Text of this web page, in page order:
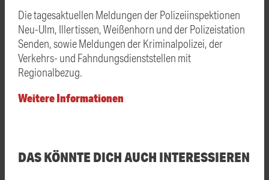
Die tagesaktuellen Meldungen der Polizeiinspektionen
Neu-Ulm, Illertissen, Weißenhorn und der Polizeistation
Senden, sowie Meldungen der Kriminalpolizei, der
Verkehrs- und Fahndungsdienststellen mit
Regionalbezug.
Weitere Informationen
DAS KÖNNTE DICH AUCH INTERESSIEREN